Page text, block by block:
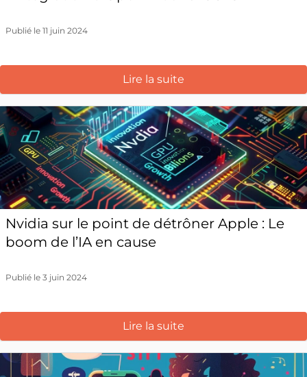
Publié le 11 juin 2024
Lire la suite
Nvidia sur le point de détrôner Apple : Le
boom de l’IA en cause
Publié le 3 juin 2024
Lire la suite